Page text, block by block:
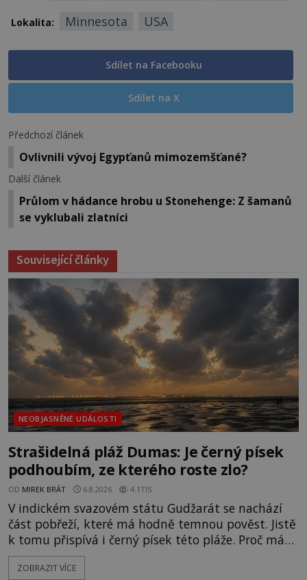
Lokalita: Minnesota USA
Sdílet na Facebooku
Sdílet na X
Předchozí článek
Ovlivnili vývoj Egypťanů mimozemšťané?
Další článek
Průlom v hádance hrobu u Stonehenge: Z šamanů
se vyklubali zlatníci
Související články
NEOBJASNĚNÉ UDÁLOSTI
Strašidelná pláž Dumas: Je černý písek
podhoubím, ze kterého roste zlo?
OD MIREK BRÁT 6.8.2026 4.1TIS
V indickém svazovém státu Gudžarát se nachází
část pobřeží, které má hodně temnou pověst. Jistě
k tomu přispívá i černý písek této pláže. Proč má
pláž takové netypické zbarvení? Nakolik jsou
pravdivé historky, že zde došlo k nevysvětlitelným
ZOBRAZIT VÍCE